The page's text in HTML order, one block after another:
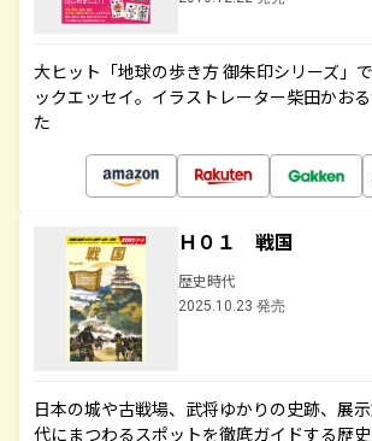
大ヒット「地球の歩き方 御朱印シリーズ」
ックエッセイ。イラストレーター柴田かお
た
Ｈ０１ 戦国
歴史時代
2025.10.23 発売
日本の城や古戦場、武将ゆかりの史跡、展
代にまつわるスポットを徹底ガイドする歴